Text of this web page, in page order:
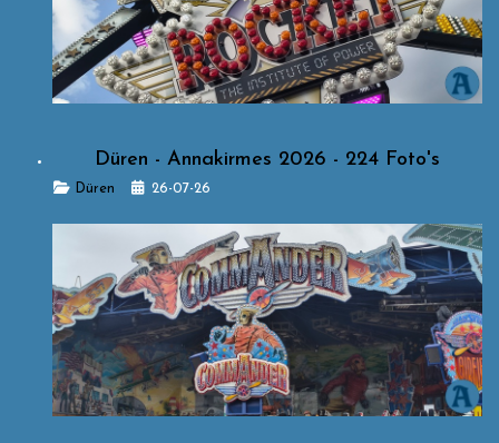
Düren - Annakirmes 2026 - 224 Foto's
Details
Düren 26-07-26